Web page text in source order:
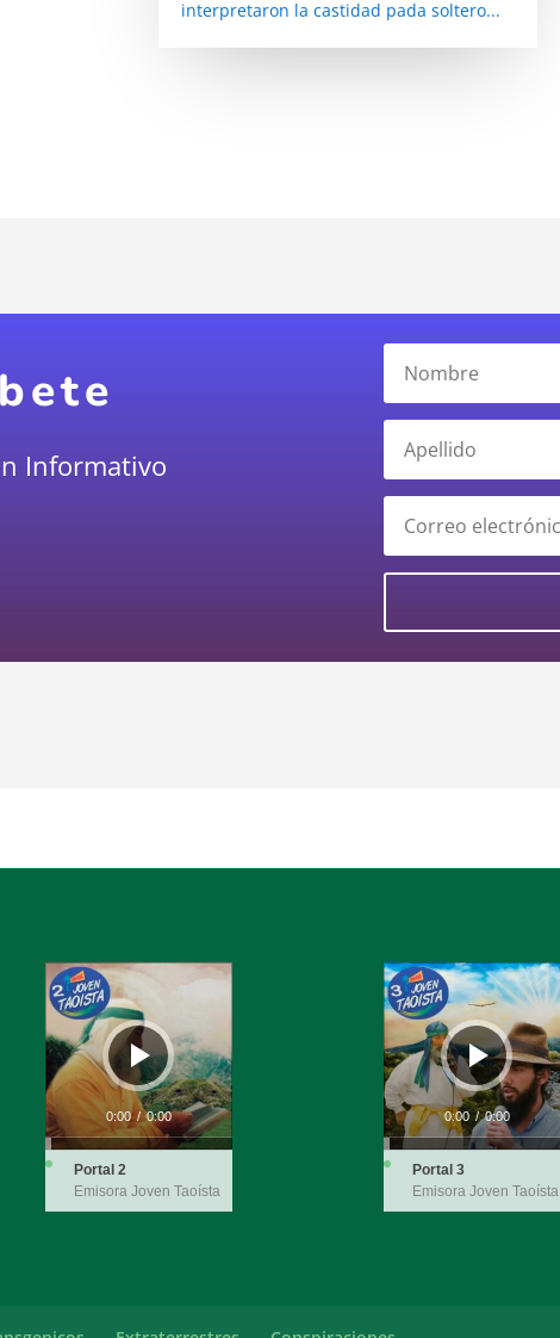
interpretaron la castidad pada soltero...
Informativo
Reproductor
de
audio
0:00 / 0:00
Portal 2
Emisora Joven Taoísta
Reproductor
de
audio
0:00 / 0:00
Portal 3
Emisora Joven Taoísta